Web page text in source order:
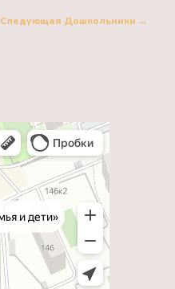
Следующая Дошкольники →